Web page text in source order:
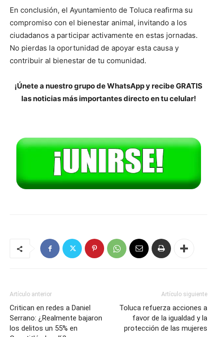
En conclusión, el Ayuntamiento de Toluca reafirma su
compromiso con el bienestar animal, invitando a los
ciudadanos a participar activamente en estas jornadas.
No pierdas la oportunidad de apoyar esta causa y
contribuir al bienestar de tu comunidad.
¡Únete a nuestro grupo de WhatsApp y recibe GRATIS
las noticias más importantes directo en tu celular!
Artículo anterior
Critican en redes a Daniel
Serrano: ¿Realmente bajaron
los delitos un 55% en
Artículo siguiente
Toluca refuerza acciones a
favor de la igualdad y la
protección de las mujeres